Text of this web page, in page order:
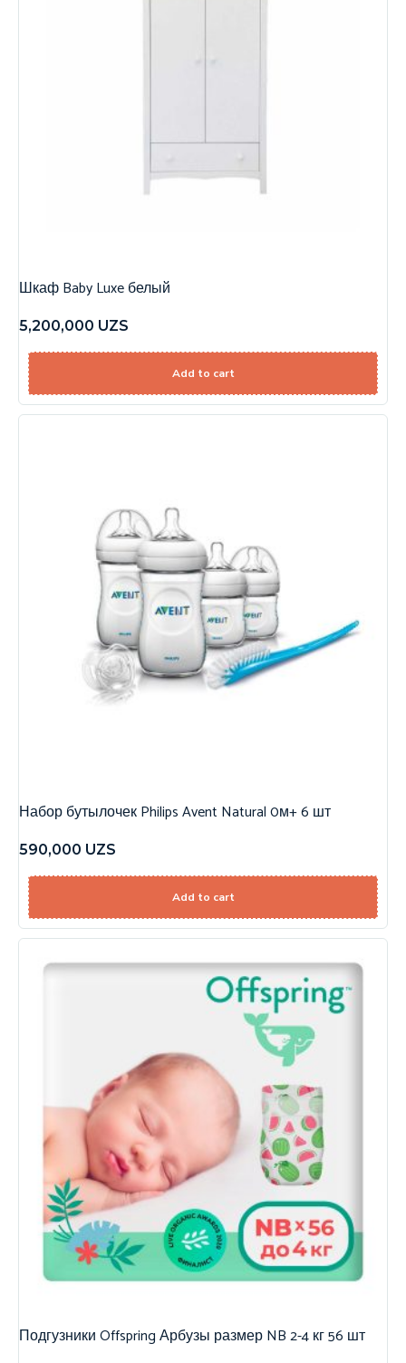
Шкаф Baby Luxe белый
5,200,000 UZS
Add to cart
Набор бутылочек Philips Avent Natural 0м+ 6 шт
590,000 UZS
Add to cart
Подгузники Offspring Арбузы размер NB 2-4 кг 56 шт